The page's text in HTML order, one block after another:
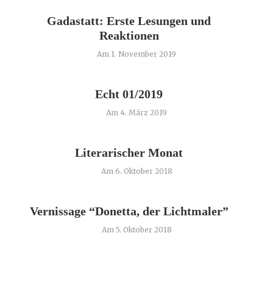
Gadastatt: Erste Lesungen und
Reaktionen
Am 1. November 2019
Echt 01/2019
Am 4. März 2019
Literarischer Monat
Am 6. Oktober 2018
Vernissage “Donetta, der Lichtmaler”
Am 5. Oktober 2018